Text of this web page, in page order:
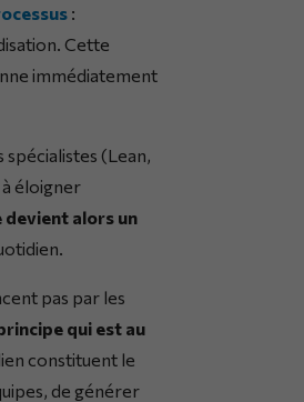
:
Cette
immédiatement
(Lean,
éloigner
devient alors un
pas par les
qui est au
constituent le
de générer